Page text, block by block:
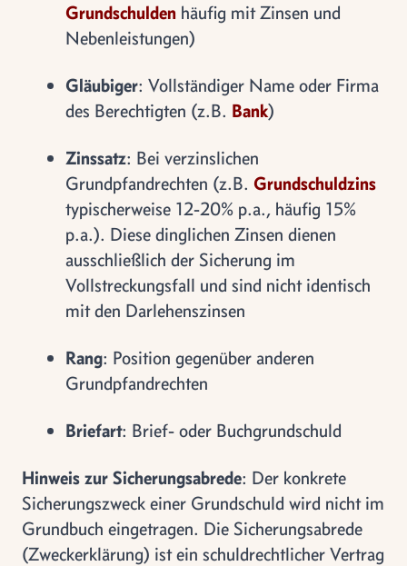
Grundschulden häufig mit Zinsen und
Nebenleistungen)
Gläubiger: Vollständiger Name oder Firma
des Berechtigten (z.B. Bank)
Zinssatz: Bei verzinslichen
Grundpfandrechten (z.B. Grundschuldzins
typischerweise 12-20% p.a., häufig 15%
p.a.). Diese dinglichen Zinsen dienen
ausschließlich der Sicherung im
Vollstreckungsfall und sind nicht identisch
mit den Darlehenszinsen
Rang: Position gegenüber anderen
Grundpfandrechten
Briefart: Brief- oder Buchgrundschuld
Hinweis zur Sicherungsabrede: Der konkrete
Sicherungszweck einer Grundschuld wird nicht im
Grundbuch eingetragen. Die Sicherungsabrede
(Zweckerklärung) ist ein schuldrechtlicher Vertrag